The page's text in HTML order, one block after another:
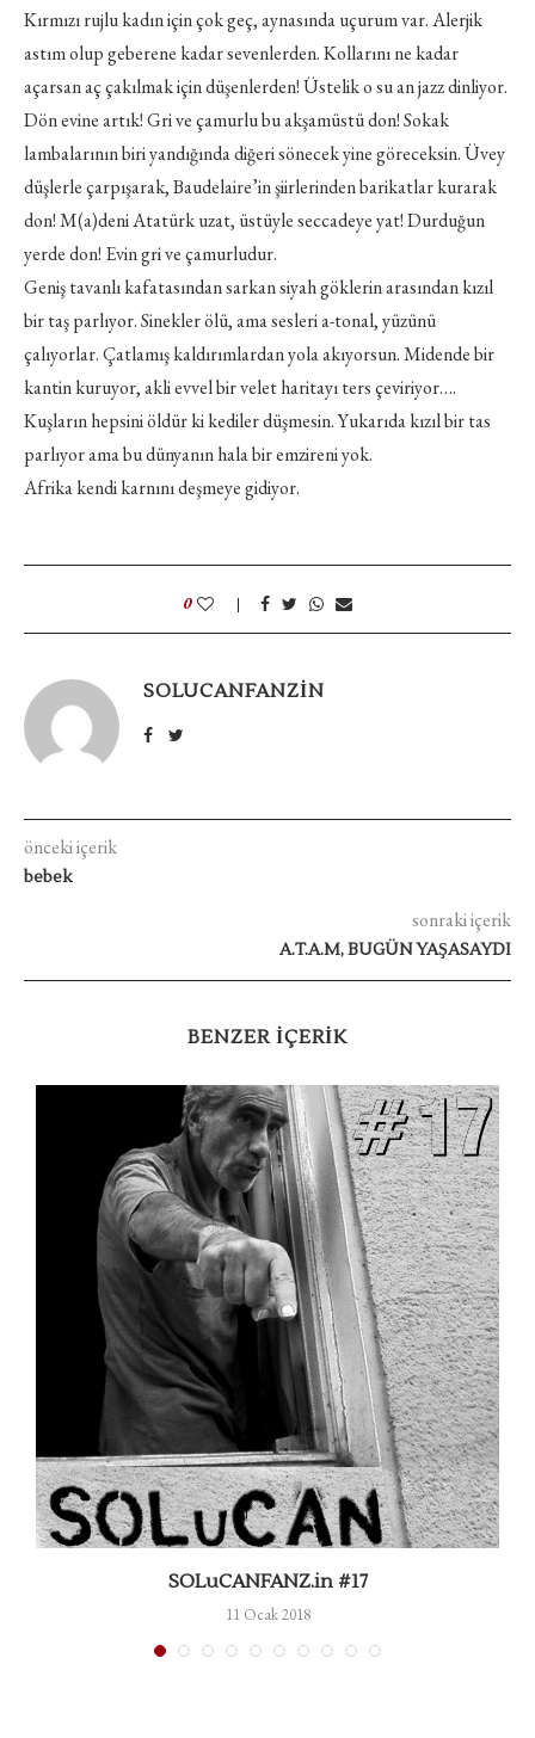
Kırmızı rujlu kadın için çok geç, aynasında uçurum var. Alerjik
astım olup geberene kadar sevenlerden. Kollarını ne kadar
açarsan aç çakılmak için düşenlerden! Üstelik o su an jazz dinliyor.
Dön evine artık! Gri ve çamurlu bu akşamüstü don! Sokak
lambalarının biri yandığında diğeri sönecek yine göreceksin. Üvey
düşlerle çarpışarak, Baudelaire’in şiirlerinden barikatlar kurarak
don! M(a)deni Atatürk uzat, üstüyle seccadeye yat! Durduğun
yerde don! Evin gri ve çamurludur.
Geniş tavanlı kafatasından sarkan siyah göklerin arasından kızıl
bir taş parlıyor. Sinekler ölü, ama sesleri a-tonal, yüzünü
çalıyorlar. Çatlamış kaldırımlardan yola akıyorsun. Midende bir
kantin kuruyor, akli evvel bir velet haritayı ters çeviriyor….
Kuşların hepsini öldür ki kediler düşmesin. Yukarıda kızıl bir tas
parlıyor ama bu dünyanın hala bir emzireni yok.
Afrika kendi karnını deşmeye gidiyor.
0
SOLUCANFANZIN
önceki içerik
bebek
sonraki içerik
A.T.A.M, BUGÜN YAŞASAYDI
BENZER IÇERIK
SOLuCANFANZ.in #17
11 Ocak 2018